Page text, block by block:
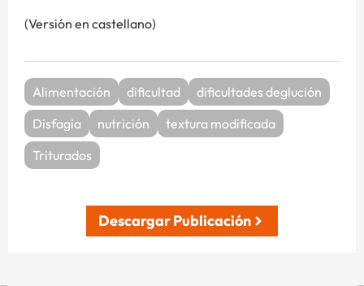
(Versión en castellano)
Alimentación dificultad
dificultades deglución
Disfagia
nutrición
textura modificada
Triturados
Descargar Publicación